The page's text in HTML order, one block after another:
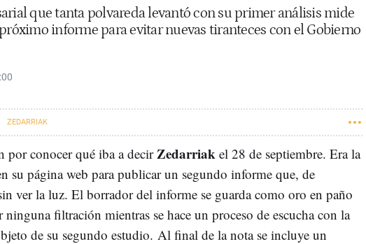
que tanta polvareda levantó con su primer análisis mide
informe para evitar nuevas tiranteces con el Gobierno
ZEDARRIAK
por conocer qué iba a decirZedarriak el 28 de septiembre. Era la
su página web para publicar un segundo informe que, de
ver la luz. El borrador del informe se guarda como oro en paño
ninguna filtración mientras se hace un proceso de escucha con la
de su segundo estudio. Al final de la nota se incluye un